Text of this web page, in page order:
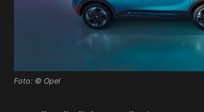
Foto: © Opel